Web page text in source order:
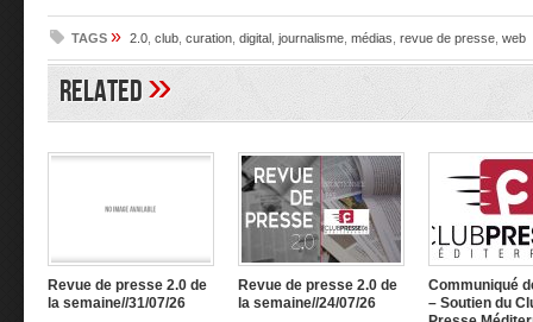
TAGS » 2.0 club curation digital journalisme médias revue de presse web
Related»
Revue de presse 2.0 de
la semaine//31/07/26
Revue de presse 2.0 de
la semaine//24/07/26
Communiqué
– Soutien du